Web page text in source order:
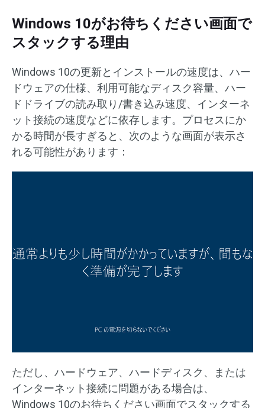
Windows 10がお待ちください画面で
スタックする理由
Windows 10の更新とインストールの速度は、ハー
ドウェアの仕様、利用可能なディスク容量、ハー
ドドライブの読み取り/書き込み速度、インターネ
ット接続の速度などに依存します。プロセスにか
かる時間が長すぎると、次のような画面が表示さ
れる可能性があります：
ただし、ハードウェア、ハードディスク、または
インターネット接続に問題がある場合は、
Windows 10のお待ちください画面でスタックする